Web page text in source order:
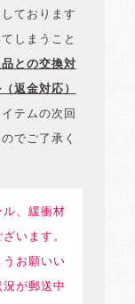
ております
しまうこと
との交換対
返金対応）
テムの次回
でご了承く
、緩衝材
います。
お願いい
が郵送中